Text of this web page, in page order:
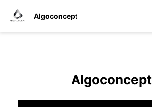
Algoconcept
Algoconcept